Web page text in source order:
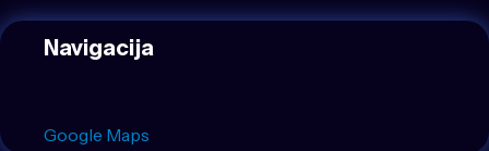
Navigacija
Google Maps